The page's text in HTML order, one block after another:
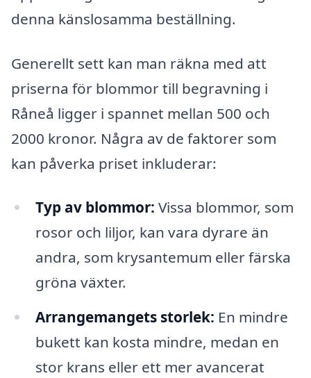
denna känslosamma beställning.
Generellt sett kan man räkna med att
priserna för blommor till begravning i
Råneå ligger i spannet mellan 500 och
2000 kronor. Några av de faktorer som
kan påverka priset inkluderar:
Typ av blommor: Vissa blommor, som
rosor och liljor, kan vara dyrare än
andra, som krysantemum eller färska
gröna växter.
Arrangemangets storlek: En mindre
bukett kan kosta mindre, medan en
stor krans eller ett mer avancerat